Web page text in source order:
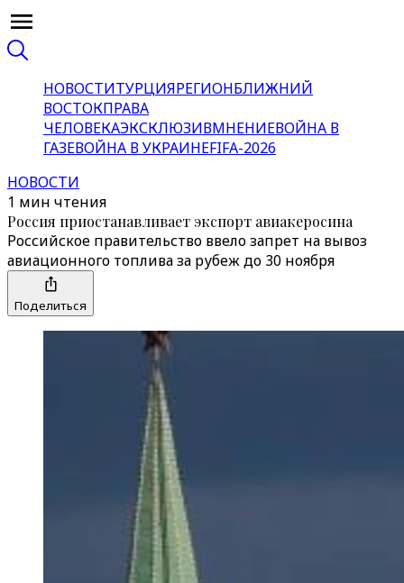
НОВОСТИТУРЦИЯРЕГИОНБЛИЖНИЙ
ВОСТОКПРАВА
ЧЕЛОВЕКАЭКСКЛЮЗИВМНЕНИЕВОЙНА В
ГАЗЕВОЙНА В УКРАИНЕFIFA-2026
НОВОСТИ
1 мин чтения
Россия приостанавливает экспорт авиакеросина
Российское правительство ввело запрет на вывоз
авиационного топлива за рубеж до 30 ноября
Поделиться